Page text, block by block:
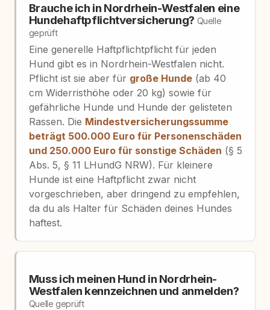
Brauche ich in Nordrhein-Westfalen eine
Hundehaftpflichtversicherung? Quelle
geprüft
Eine generelle Haftpflichtpflicht für jeden
Hund gibt es in Nordrhein-Westfalen nicht.
Pflicht ist sie aber für große Hunde(ab 40
cm Widerristhöhe oder 20 kg) sowie für
gefährliche Hunde und Hunde der gelisteten
Rassen. Die Mindestversicherungssumme
beträgt 500.000 Euro für Personenschäden
und 250.000 Euro für sonstige Schäden (§ 5
Abs. 5, § 11 LHundG NRW). Für kleinere
Hunde ist eine Haftpflicht zwar nicht
vorgeschrieben, aber dringend zu empfehlen,
da du als Halter für Schäden deines Hundes
haftest.
Muss ich meinen Hund in Nordrhein-
Westfalen kennzeichnen und anmelden?
Quelle geprüft